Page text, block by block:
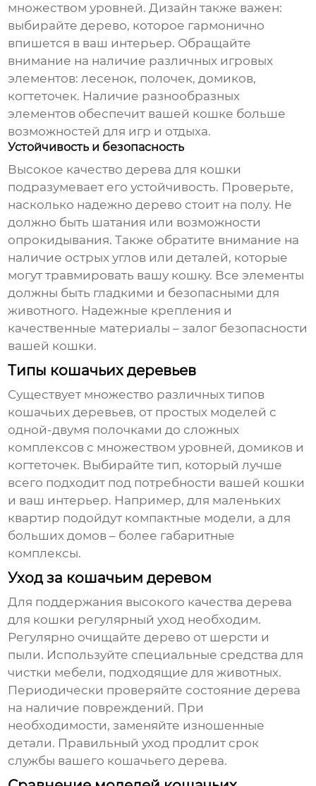
множеством уровней. Дизайн также важен:
выбирайте дерево, которое гармонично
впишется в ваш интерьер. Обращайте
внимание на наличие различных игровых
элементов: лесенок, полочек, домиков,
когтеточек. Наличие разнообразных
элементов обеспечит вашей кошке больше
возможностей для игр и отдыха.
Устойчивость и безопасность
Высокое качество дерева для кошки
подразумевает его устойчивость. Проверьте,
насколько надежно дерево стоит на полу. Не
должно быть шатания или возможности
опрокидывания. Также обратите внимание на
наличие острых углов или деталей, которые
могут травмировать вашу кошку. Все элементы
должны быть гладкими и безопасными для
животного. Надежные крепления и
качественные материалы – залог безопасности
вашей кошки.
Типы кошачьих деревьев
Существует множество различных типов
кошачьих деревьев, от простых моделей с
одной-двумя полочками до сложных
комплексов с множеством уровней, домиков и
когтеточек. Выбирайте тип, который лучше
всего подходит под потребности вашей кошки
и ваш интерьер. Например, для маленьких
квартир подойдут компактные модели, а для
больших домов – более габаритные
комплексы.
Уход за кошачьим деревом
Для поддержания высокого качества дерева
для кошки регулярный уход необходим.
Регулярно очищайте дерево от шерсти и
пыли. Используйте специальные средства для
чистки мебели, подходящие для животных.
Периодически проверяйте состояние дерева
на наличие повреждений. При
необходимости, заменяйте изношенные
детали. Правильный уход продлит срок
службы вашего кошачьего дерева.